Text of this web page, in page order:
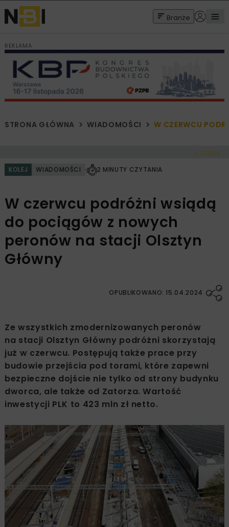
Branże
REKLAMA
STRONA GŁÓWNA WIADOMOŚCI W CZERWCU
< Cofnij
KOLEJ WIADOMOŚCI 2 MINUTY CZYTANIA
W czerwcu podróżni wsiądą
do pociągów z nowych
peronów na stacji Olsztyn
Główny
OPUBLIKOWANO: 15.04.2024
Ze wszystkich zmodernizowanych peronów
na stacji Olsztyn Główny podróżni skorzystają
już w czerwcu. Postępują także prace przy
budowie przejścia pod torami, które zapewni
bezpieczne dojście nie tylko od strony budynku
dworca, ale także od Zatorza. Wartość
inwestycji PLK to 423 mln zł netto.